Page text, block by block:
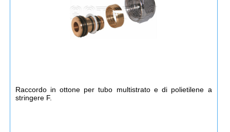
Raccordo in ottone per tubo multistrato e di polietilene a
stringere F.